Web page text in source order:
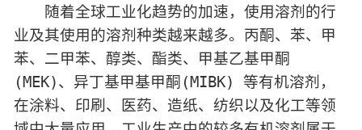
随着全球工业化趋势的加速，使用溶剂的行
业及其使用的溶剂种类越来越多。丙酮、苯、甲
苯、二甲苯、醇类、酯类、甲基乙基甲酮
(MEK)、异丁基甲基甲酮(MIBK) 等有机溶剂，
在涂料、印刷、医药、造纸、纺织以及化工等领